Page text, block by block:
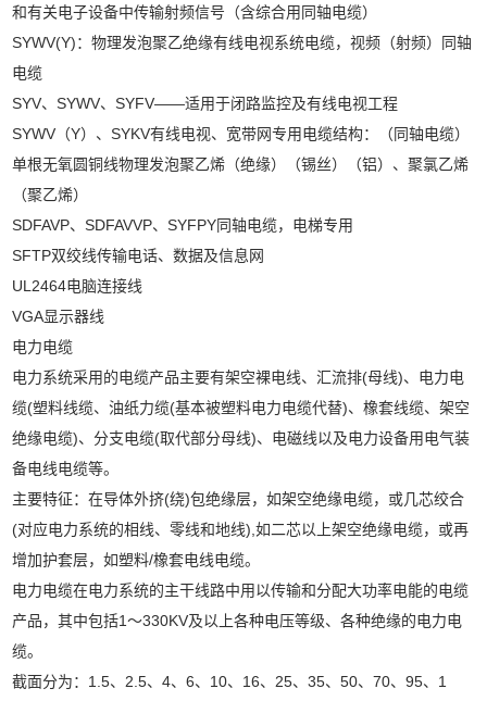
和有关电子设备中传输射频信号（含综合用同轴电缆）
SYWV(Y)：物理发泡聚乙绝缘有线电视系统电缆，视频（射频）同轴
电缆
SYV、SYWV、SYFV——适用于闭路监控及有线电视工程
SYWV（Y）、SYKV有线电视、宽带网专用电缆结构：（同轴电缆）
单根无氧圆铜线物理发泡聚乙烯（绝缘）（锡丝）（铝）、聚氯乙烯
（聚乙烯）
SDFAVP、SDFAVVP、SYFPY同轴电缆，电梯专用
SFTP双绞线传输电话、数据及信息网
UL2464电脑连接线
VGA显示器线
电力电缆
电力系统采用的电缆产品主要有架空裸电线、汇流排(母线)、电力电
缆(塑料线缆、油纸力缆(基本被塑料电力电缆代替)、橡套线缆、架空
绝缘电缆)、分支电缆(取代部分母线)、电磁线以及电力设备用电气装
备电线电缆等。
主要特征：在导体外挤(绕)包绝缘层，如架空绝缘电缆，或几芯绞合
(对应电力系统的相线、零线和地线),如二芯以上架空绝缘电缆，或再
增加护套层，如塑料/橡套电线电缆。
电力电缆在电力系统的主干线路中用以传输和分配大功率电能的电缆
产品，其中包括1～330KV及以上各种电压等级、各种绝缘的电力电
缆。
截面分为：1.5、2.5、4、6、10、16、25、35、50、70、95、1